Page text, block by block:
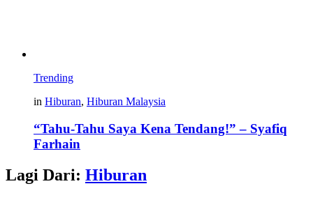
Trending
in Hiburan, Hiburan Malaysia
“Tahu-Tahu Saya Kena Tendang!” – Syafiq
Farhain
Lagi Dari: Hiburan